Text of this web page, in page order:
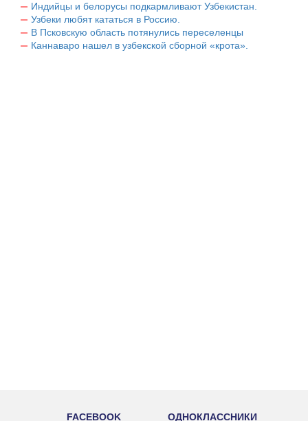
Индийцы и белорусы подкармливают Узбекистан.
Узбеки любят кататься в Россию.
В Псковскую область потянулись переселенцы
Каннаваро нашел в узбекской сборной «крота».
FACEBOOK ОДНОКЛАССНИКИ